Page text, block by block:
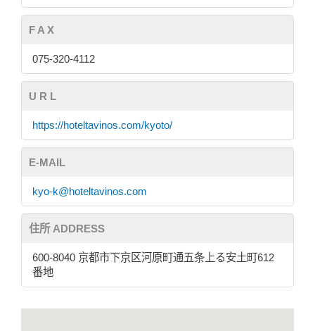
F A X
075-320-4112
U R L
https://hoteltavinos.com/kyoto/
E-MAIL
kyo-k@hoteltavinos.com
住所 ADDRESS
600-8040 京都市下京区河原町通五条上る安土町612
番地